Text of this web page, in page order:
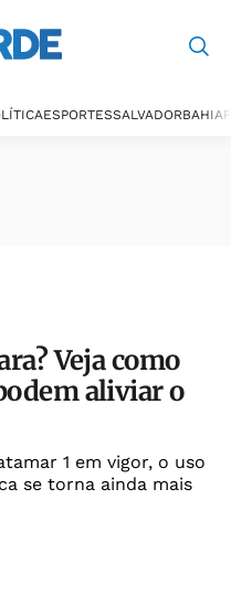
ESPORTESSALVADORBAHIA
Veja como
aliviar o
1 em vigor, o uso
se torna ainda mais